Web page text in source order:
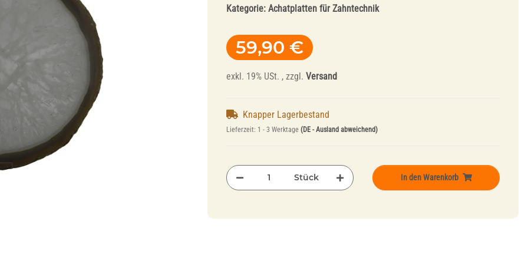
Fräser und
Polierer für
Schienentechnik
Abrichtwerkzeuge
und Mandrelle
Kategorie: Achatplatten für Zahntechnik
59,90 €
exkl. 19% USt. , zzgl. Versand
Knapper Lagerbestand
Lieferzeit: 1 - 3 Werktage (DE - Ausland abweichend)
Stück In den Warenkorb